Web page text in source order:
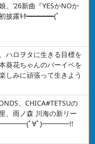
。’26新曲『YESかNOか
初披露ｷﾀ━━━━(ﾟ
ハロヲタに生きる目標を
葵花ちゃんのバーイベを
しみに頑張って生きよう
、CHICA#TETSUの
、雨ノ森 川海の新リー
ｷﾀ━━━━(ﾟ∀ﾟ)━━━━!!